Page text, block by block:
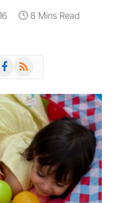
8 Mins Read
Facebook
RSS